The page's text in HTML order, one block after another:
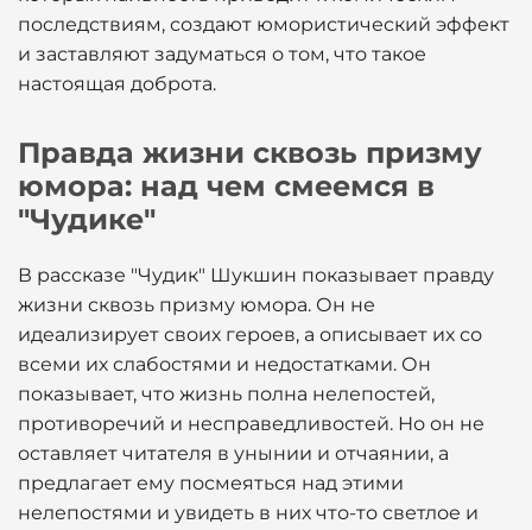
последствиям, создают юмористический эффект
и заставляют задуматься о том, что такое
настоящая доброта.
Правда жизни сквозь призму
юмора: над чем смеемся в
"Чудике"
В рассказе "Чудик" Шукшин показывает правду
жизни сквозь призму юмора. Он не
идеализирует своих героев, а описывает их со
всеми их слабостями и недостатками. Он
показывает, что жизнь полна нелепостей,
противоречий и несправедливостей. Но он не
оставляет читателя в унынии и отчаянии, а
предлагает ему посмеяться над этими
нелепостями и увидеть в них что-то светлое и